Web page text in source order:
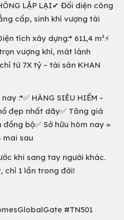
LẶP LẠI✔ Đối diện công
cấp, sinh khí vượng tài
tích xây dựng:* 611,4 m²⚡
vượng khí, mát lành
từ 7X tỷ – tài sản KHAN
:*✅ HÀNG SIÊU HIẾM –
đẹp nhất dãy✅ Tăng giá
bộ✅ Sở hữu hôm nay =
mai sau
khi sang tay người khác.
chỉ 1 lần trong đời!
#TN501